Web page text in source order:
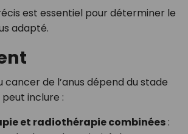
est essentiel pour déterminer le
adapté.
de l’anus dépend du stade
inclure :
et radiothérapie combinées: